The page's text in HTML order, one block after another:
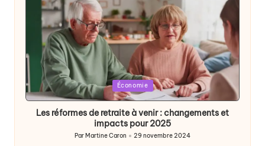
Posted
in
Économie
Les réformes de retraite à venir : changements et
impacts pour 2025
Publié
ParMartine Caron 29 novembre 2024